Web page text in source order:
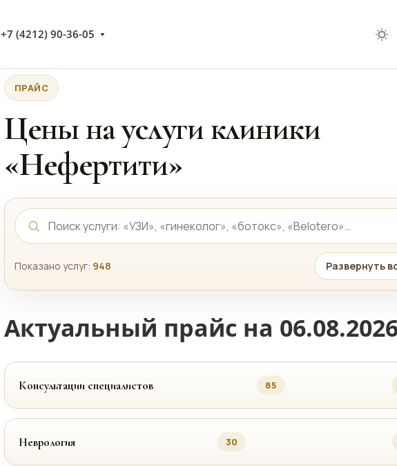
+7 (4212) 90-36-05
ПРАЙС
Цены на услуги клиники
«Нефертити»
Показано услуг: 948 Развернуть
Актуальный прайс на
Консультации специалистов 85
Неврология 30